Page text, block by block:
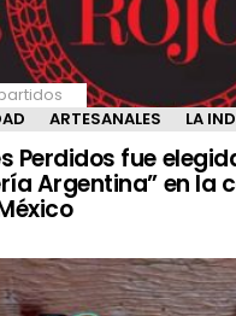
ARTESANALES LA
Perdidos fue
Argentina” en la